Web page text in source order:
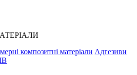
композитні матеріали Адгезиви